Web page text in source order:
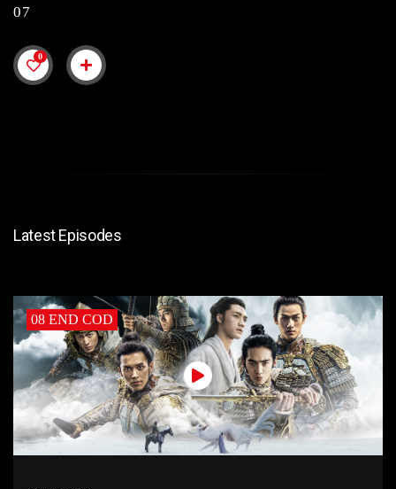
07
0
Latest Episodes
08 END COD